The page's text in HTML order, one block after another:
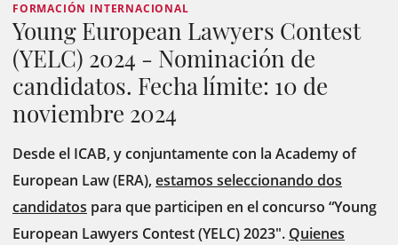
FORMACIÓN INTERNACIONAL
Young European Lawyers Contest
(YELC) 2024 - Nominación de
candidatos. Fecha límite: 10 de
noviembre 2024
Desde el ICAB, y conjuntamente con la Academy of
European Law (ERA), estamos seleccionando dos
candidatos para que participen en el concurso “Young
European Lawyers Contest (YELC) 2023". Quienes